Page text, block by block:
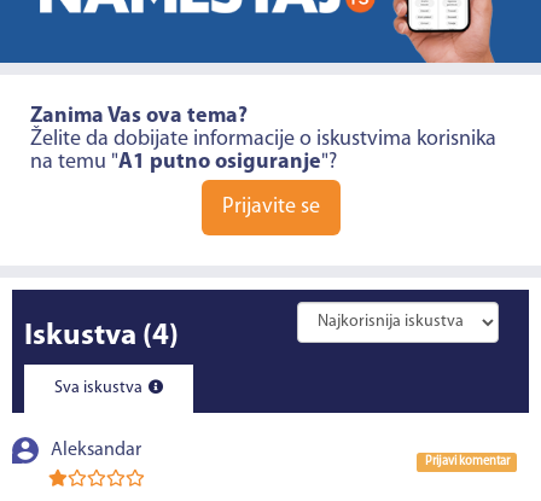
Zanima Vas ova tema?
Želite da dobijate informacije o iskustvima korisnika
na temu "A1 putno osiguranje"?
Prijavite se
Iskustva (4)
Sva iskustva
Aleksandar
Prijavi komentar